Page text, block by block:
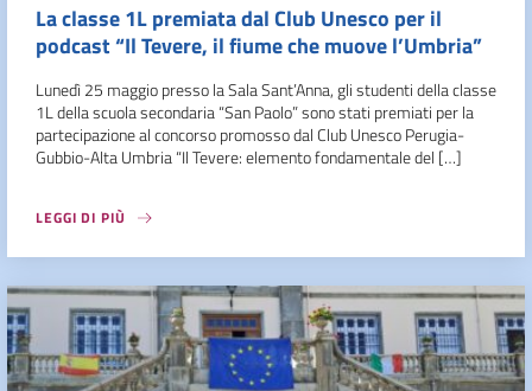
La classe 1L premiata dal Club Unesco per il
podcast “Il Tevere, il fiume che muove l’Umbria”
Lunedì 25 maggio presso la Sala Sant’Anna, gli studenti della classe
1L della scuola secondaria “San Paolo” sono stati premiati per la
partecipazione al concorso promosso dal Club Unesco Perugia-
Gubbio-Alta Umbria “Il Tevere: elemento fondamentale del […]
LEGGI DI PIÙ